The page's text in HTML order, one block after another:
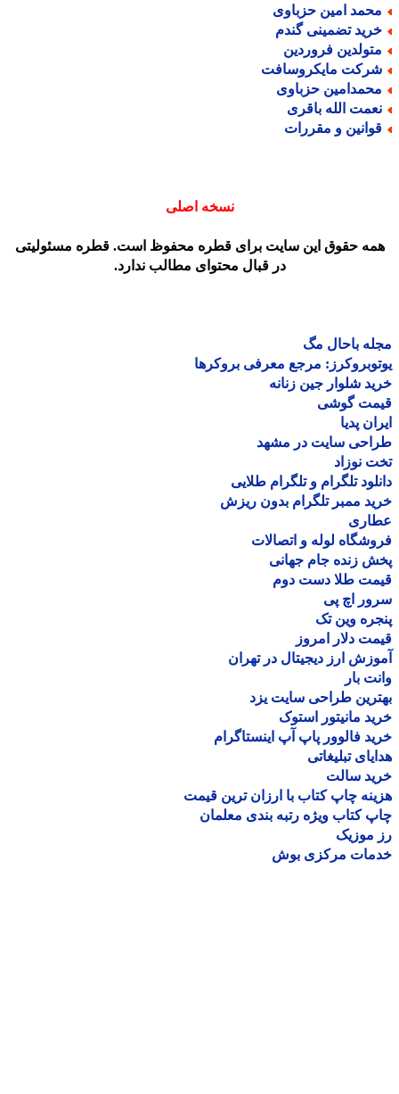
امین حزباوی
تضمینی گندم
فروردین
مایکروسافت
حزباوی
الله باقری
و مقررات
نسخه اصلی
حقوق این سایت برای قطره محفوظ است. قطره مسئولیتی
در قبال محتوای مطالب ندارد.
باحال مگ
مرجع معرفی بروکرها
شلوار جین زنانه
گوشی
پدیا
سایت در مشهد
نوزاد
تلگرام و تلگرام طلایی
ممبر تلگرام بدون ریزش
لوله و اتصالات
زنده جام جهانی
طلا دست دوم
اچ پی
وین تک
دلار امروز
ارز دیجیتال در تهران
بار
طراحی سایت یزد
مانیتور استوک
فالوور پاپ آپ اینستاگرام
تبلیغاتی
سالت
چاپ کتاب با ارزان ترین قیمت
کتاب ویژه رتبه بندی معلمان
موزیک
مرکزی بوش